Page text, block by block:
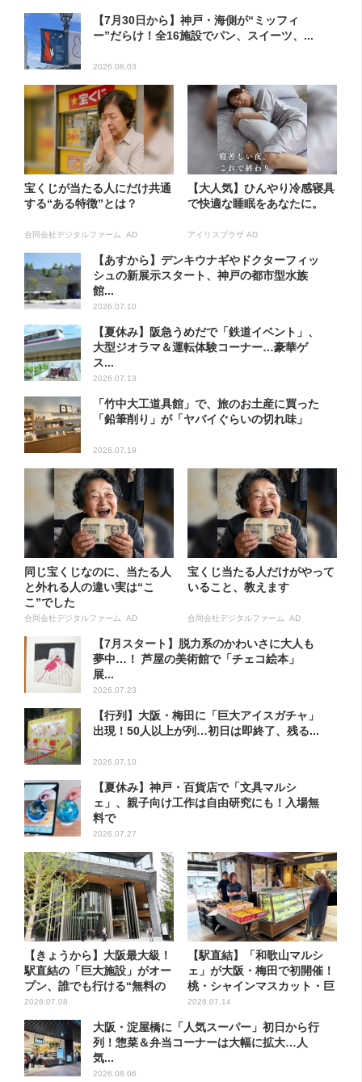
【7月30日から】神戸・海側が“ミッフィ
ー”だらけ！全16施設でパン、スイーツ、...
2026.08.03
宝くじが当たる人にだけ共通
する“ある特徴”とは？
合同会社デジタルファーム AD
【大人気】ひんやり冷感寝具
で快適な睡眠をあなたに。
アイリスプラザ AD
【あすから】デンキウナギやドクターフィッ
シュの新展示スタート、神戸の都市型水族
館...
2026.07.10
【夏休み】阪急うめだで「鉄道イベント」、
大型ジオラマ＆運転体験コーナー…豪華ゲ
ス...
2026.07.13
「竹中大工道具館」で、旅のお土産に買った
「鉛筆削り」が「ヤバイぐらいの切れ味」
2026.07.19
同じ宝くじなのに、当たる人
と外れる人の違い実は“こ
こ”でした
合同会社デジタルファーム AD
宝くじ当たる人だけがやって
いること、教えます
合同会社デジタルファーム AD
【7月スタート】脱力系のかわいさに大人も
夢中…！ 芦屋の美術館で「チェコ絵本」
展...
2026.07.23
【行列】大阪・梅田に「巨大アイスガチャ」
出現！50人以上が列…初日は即終了、残る...
2026.07.10
【夏休み】神戸・百貨店で「文具マルシ
ェ」、親子向け工作は自由研究にも！入場無
料で
2026.07.27
【きょうから】大阪最大級！
駅直結の「巨大施設」がオー
プン、誰でも行ける“無料の
屋...
2026.07.08
【駅直結】「和歌山マルシ
ェ」が大阪・梅田で初開催！
桃・シャインマスカット・巨
峰が...
2026.07.14
大阪・淀屋橋に「人気スーパー」初日から行
列！惣菜＆弁当コーナーは大幅に拡大…人
気...
2026.08.06